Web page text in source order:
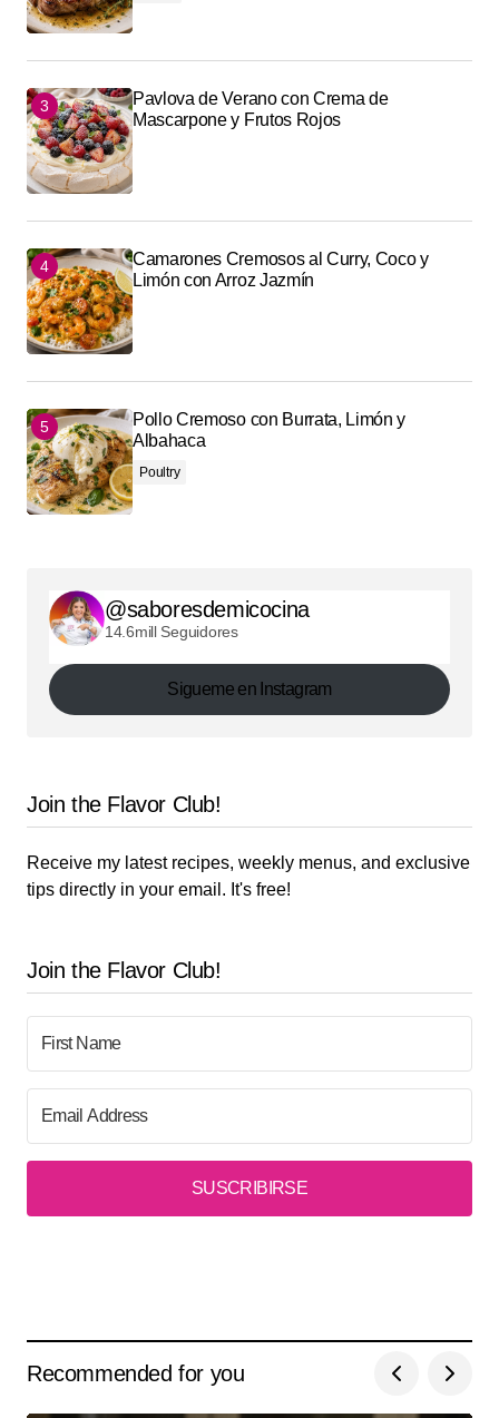
Pavlova de Verano con Crema de
Mascarpone y Frutos Rojos
Camarones Cremosos al Curry, Coco y
Limón con Arroz Jazmín
Pollo Cremoso con Burrata, Limón y
Albahaca
Poultry
@saboresdemicocina
14.6mill Seguidores
Sigueme en Instagram
Join the Flavor Club!
Receive my latest recipes, weekly menus, and exclusive
tips directly in your email. It's free!
Join the Flavor Club!
SUSCRIBIRSE
Recommended for you